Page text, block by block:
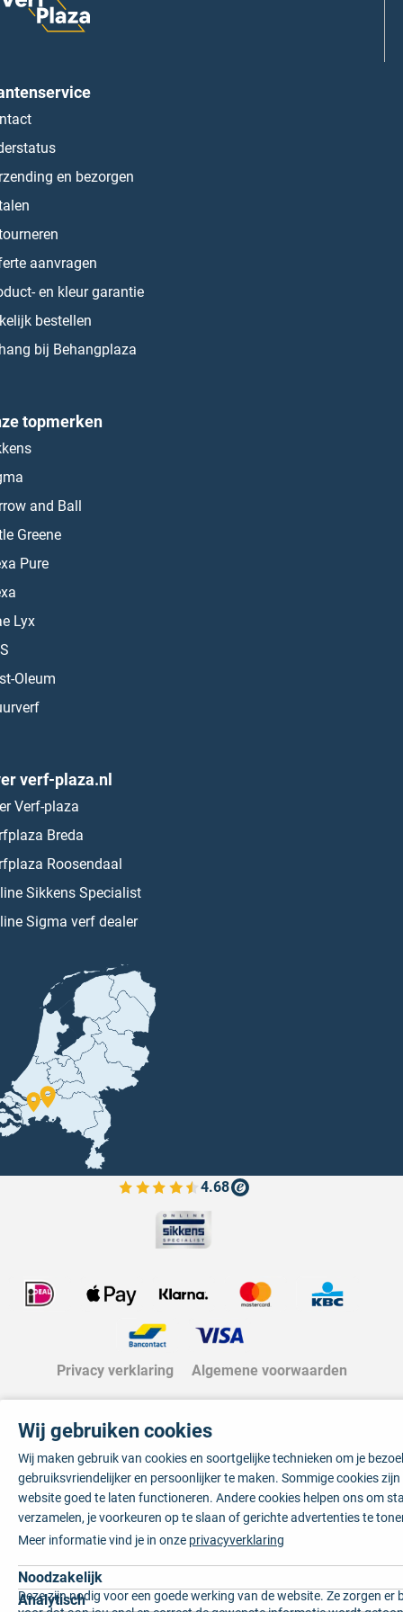
en bezorgen
aanvragen
en kleur garantie
bestellen
bij Behangplaza
topmerken
and Ball
Greene
Pure
Lyx
Oleum
verf-plaza.nl
Verf-plaza
Breda
Roosendaal
Sikkens Specialist
Sigma verf dealer
4.68
Bekijk de verfplaza beoordelingen
Privacy verklaring Algemene voorwaarden
Wij gebruiken cookies
Wij maken gebruik van cookies en soortgelijke technieken om je
gebruiksvriendelijker en persoonlijker te maken. Sommige cookies
website goed te laten functioneren. Andere cookies helpen ons om
verzamelen, je voorkeuren op te slaan of gerichte advertenties te
Meer informatie vind je in onze privacyverklaring
Noodzakelijk
Deze zijn nodig voor een goede werking van de website. Ze zorgen er
Analytisch